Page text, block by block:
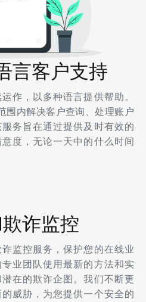
言客户支持
作，以多种语言提供帮助。
围内解决客户查询、处理账户
务旨在通过提供及时有效的
度，无论一天中的什么时间
诈监控
监控服务，保护您的在线业
业团队使用最新的方法和实
在的欺诈企图。我们不断更
威胁，为您提供一个安全的